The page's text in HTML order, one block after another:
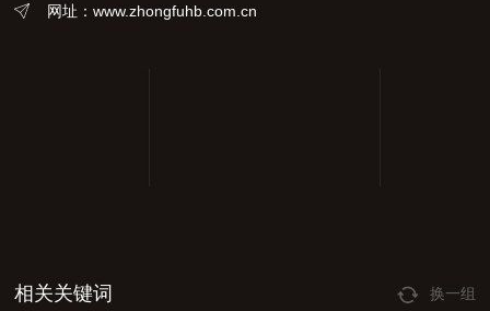
网址：www.zhongfuhb.com.cn
相关关键词 换一组